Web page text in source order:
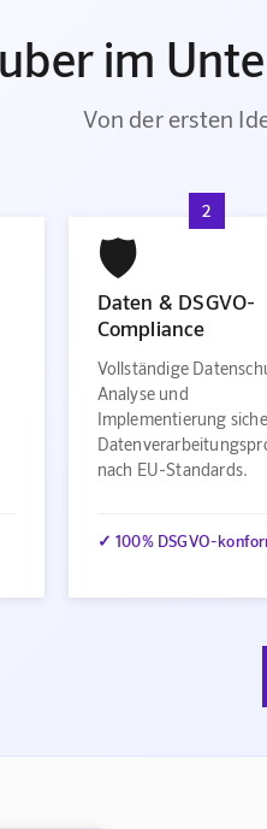
im
Von der ersten
2
🛡️
Daten & DSGVO-
Compliance
Vollständige
Analyse und
Implementierung
nach EU-Standards.
✓ 100% DSGVO-